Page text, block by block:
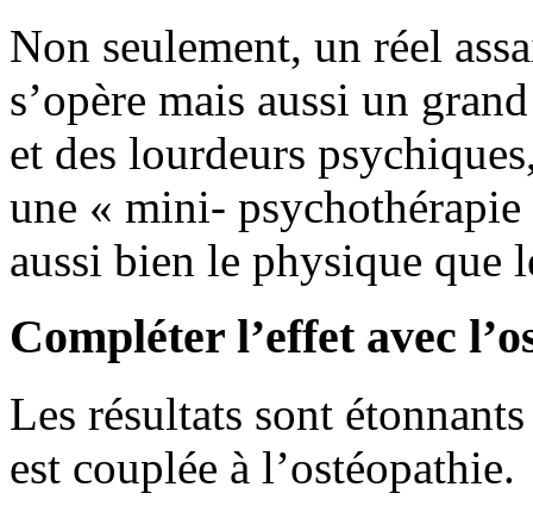
Non seulement, un réel
s’opère mais aussi un
et des lourdeurs
une « mini-
aussi bien le physique que
Compléter l’effet avec
Les résultats sont
est couplée à l’ostéopathie.